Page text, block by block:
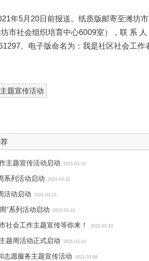
年5月20日前报送。纸质版邮寄至潍坊
市社会组织培育中心6009室），联 系
。电子版命名为：我是社区社会工作
题宣传活动
主题宣传活动启动 2021-03-15
系列活动启动 2021-03-15
活动启动 2021-03-15
”系列活动启动 2021-03-15
社会工作主题宣传等你来！ 2021-03-10
题周活动正式启动 2021-03-10
志愿服务主题宣传活动 2021-03-09